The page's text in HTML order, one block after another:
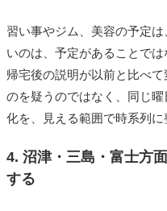
習い事やジム、美容の予定
いのは、予定があることでは
帰宅後の説明が以前と比べ
のを疑うのではなく、同じ
化を、見える範囲で時系列に
4. 沼津・三島・富士方
する